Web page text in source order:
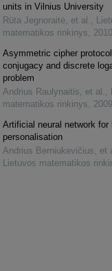
units in Vilnius University
Rūta Jegnoraitė, et al. ,
matematikos rinkinys, 2010
Asymmetric cipher
conjugacy and discrete
problem
Andrius Raulynaitis, et al. ,
matematikos rinkinys, 2009
Artificial neural network for
personalisation
Andrius Berniukevičius, et
Lietuvos matematikos